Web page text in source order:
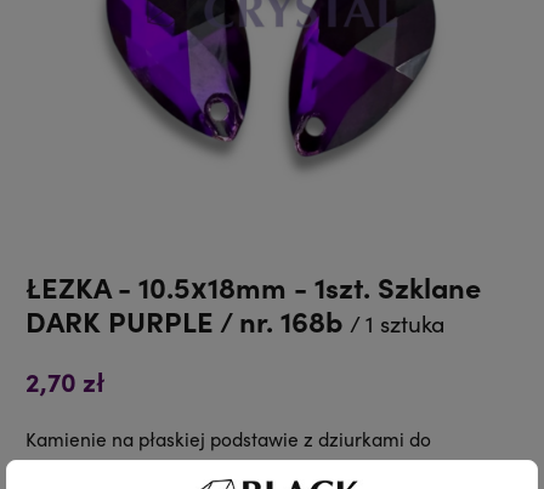
ŁEZKA - 10.5x18mm - 1szt. Szklane
DARK PURPLE / nr. 168b / 1 sztuka
2,70 zł
Kamienie na płaskiej podstawie z dziurkami do
przyszycia.